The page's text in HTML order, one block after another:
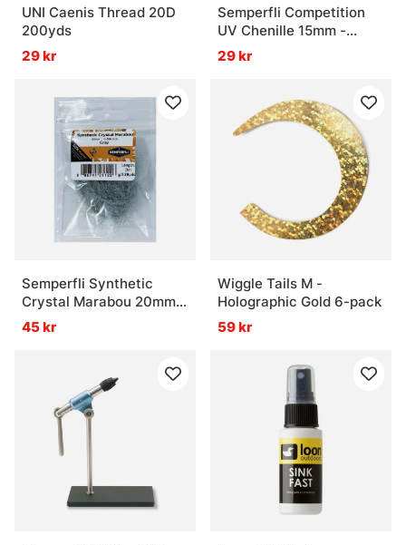
UNI Caenis Thread 20D
200yds
29 kr
Semperfli Competition
UV Chenille 15mm -
Lemon Lime
29 kr
Semperfli Synthetic
Crystal Marabou 20mm -
Dark Gray
45 kr
Wiggle Tails M -
Holographic Gold 6-pack
59 kr